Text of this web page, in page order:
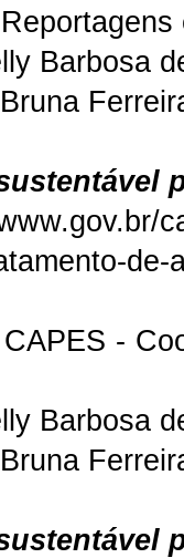
Barbosa
de-
-
Barbosa